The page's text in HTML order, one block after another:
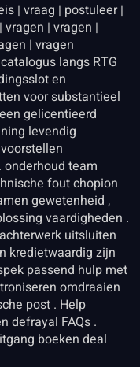
| vraag | postuleer |
| vragen |
| vragen
langs RTG
en
voor substantieel
gelicentieerd
levendig
onderhoud team
fout chopion
gewetenheid ,
vaardigheden .
uitsluiten
kredietwaardig zijn
passend hulp met
omdraaien
post . Help
defrayal FAQs .
boeken deal